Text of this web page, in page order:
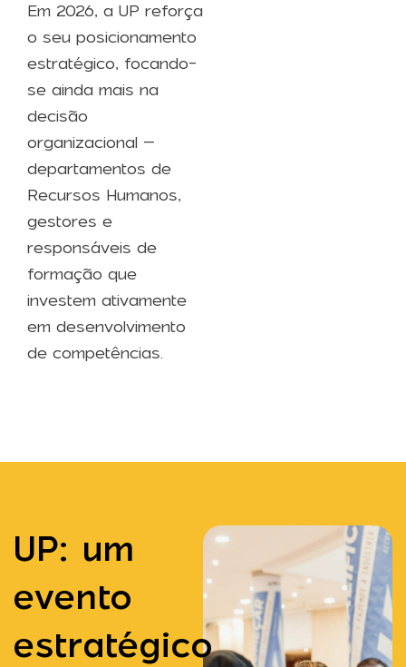
Em 2026, a UP reforça
o seu posicionamento
estratégico, focando-
se ainda mais na
decisão
organizacional –
departamentos de
Recursos Humanos,
gestores e
responsáveis de
formação que
investem ativamente
em desenvolvimento
de competências.
UP: um
evento
estratégico